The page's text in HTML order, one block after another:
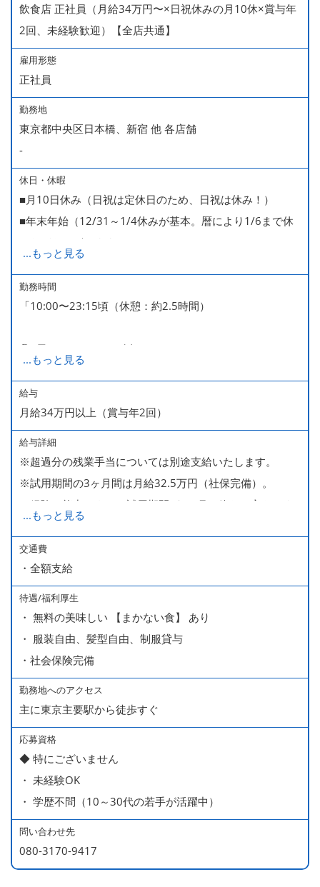
熟成魚場 福井県美浜町【日本橋本店】
土佐鴨 高知県芸西村【日本橋店】
ふもと赤鶏 佐賀県三瀬村【田町本店・丸の内店・西新宿
店】
佐賀ふもと赤鶏 酒場 高しな【東京駅ガード下店】
サカバ ミハマ トーキョー
飲食店 正社員（月給34万円〜×日祝休みの月10休×賞与年
2回、未経験歓迎）【全店共通】
雇用形態
正社員
勤務地
東京都中央区日本橋、新宿 他 各店舗
-
休日・休暇
■月10日休み（日祝は定休日のため、日祝は休み！）
■年末年始（12/31～1/4休みが基本。暦により1/6まで休
みなどもございます）
■GW・お盆（暦通り）
■有給休暇
■慶弔休暇
率100％ ＊2023～2025年実績）
...もっと見る
勤務時間
「10:00〜23:15頃（休憩：約2.5時間）
◎1日のスケジュール例
▽10:00～14:00(ランチ勤務)
▽14:00～16:30(お昼休憩)
▽16:30～23:00(ディナー勤務・小休憩あり)
▽23:15頃（退店）
※終電までには帰れますので、ご安心ください。
...もっと見る
給与
月給34万円以上（賞与年2回）
給与詳細
※超過分の残業手当については別途支給いたします。
※試用期間の3ヶ月間は月給32.5万円（社保完備）。
経験・能力により、試用期間が1ヶ月で終わる方もいま
す。
※上記月給には、一律支給のみなし残業手当（月65時間
分・10万円）を含んでいます。
■ 昇給（随時）
■ 賞与 年２回（夏・秋）約１ヶ月分
■ インセンティブ制度（月額約4万円～20万円）
＊店長・料理長候補・統括店長・統括料理長候補の場合
＜給与モデル＞
450万円／社員（20代・入社1年目・入籍予定のパートナ
ー持ち）
490万円／店長代理（20代・入社2年目・入社後に結婚。
ラブラブな新婚さん）
540万円／店長（20代・入社3年目・ 育休取得して、更に
やる気MAXの2児のお父さん）
670万円／統括店長（30代・入社7年目・中学生の長男筆
...もっと見る
交通費
・全額支給
待遇/福利厚生
・ 無料の美味しい 【まかない食】 あり
・ 服装自由、髪型自由、制服貸与
・社会保険完備
勤務地へのアクセス
主に東京主要駅から徒歩すぐ
応募資格
◆ 特にございません
・ 未経験OK
・ 学歴不問（10～30代の若手が活躍中）
問い合わせ先
080-3170-9417